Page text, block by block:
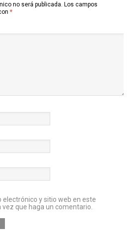
no será publicada. Los campos
*
y sitio web en este
que haga un comentario.